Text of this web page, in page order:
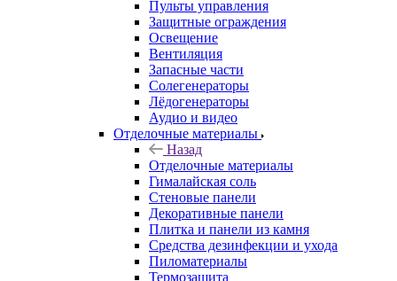
Пульты управления
Защитные ограждения
Освещение
Вентиляция
Запасные части
Солегенераторы
Лёдогенераторы
Аудио и видео
Отделочные материалы
Назад
Отделочные материалы
Гималайская соль
Стеновые панели
Декоративные панели
Плитка и панели из камня
Средства дезинфекции и ухода
Пиломатериалы
Термозащита